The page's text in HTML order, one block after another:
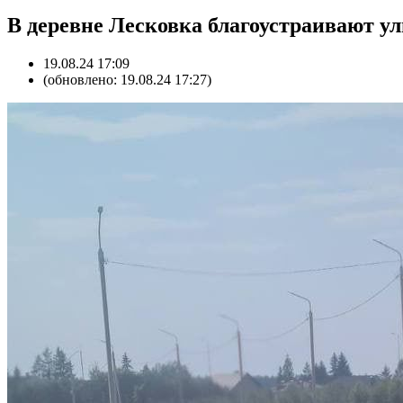
В деревне Лесковка благоустраивают
19.08.24 17:09
(обновлено: 19.08.24 17:27)